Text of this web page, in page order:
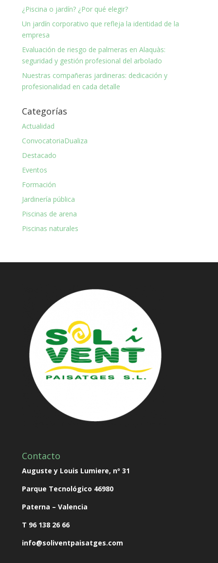
¿Piscina o jardín? ¿Por qué elegir?
Un jardín corporativo que refleja la identidad de la
empresa
Evaluación de riesgo de palmeras en Alaquàs:
seguridad y gestión profesional del arbolado
Nuestras compañeras jardineras: dedicación y
profesionalidad en cada detalle
Categorías
Actualidad
ConvocatoriaDualiza
Destacado
Eventos
Formación
Jardinería pública
Piscinas de arena
Piscinas naturales
Contacto
Auguste y Louis Lumiere, nº 31
Parque Tecnológico 46980
Paterna – Valencia
T 96 138 26 66
info@soliventpaisatges.com